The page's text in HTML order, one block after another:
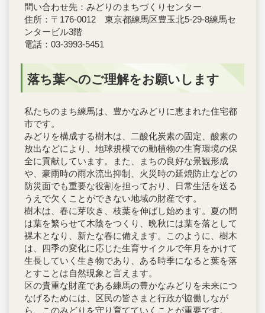
問い合わせ先：みどりのまちづくりセンター
住所：〒176-0012 東京都練馬区豊玉北5-29-8練馬セ
ンタービル3階
電話：03-3993-5451
落ち葉へのご理解をお願いします
私たちのまち練馬は、豊かなみどりに恵まれた住宅都
市です。
みどりを構成する樹木は、二酸化炭素の固定、酸素の
放出などにより、地球規模での動植物の生育環境の保
全に貢献しています。また、まちの良好な景観形成
や、豪雨時の雨水流出抑制、火災時の延焼防止などの
防災面でも重要な役割を担っており、日常生活を送る
うえで欠くことができない地域の財産です。
樹木は、春に芽吹き、枝葉を伸ばし始めます。夏の間
は葉を繁らせて木陰をつくり、晩秋には葉を落として
裸木となり、新たな春に備えます。このように、樹木
は、四季の変化に応じた生育サイクルで年月をかけて
生長していく生き物であり、ある時季になると葉を落
とすことは自然現象と言えます。
区の貴重な財産である練馬の豊かなみどりを未来につ
なげるためには、区民の皆さまと行政が協働しなが
ら、このみどりを守り育てていくことが重要です。